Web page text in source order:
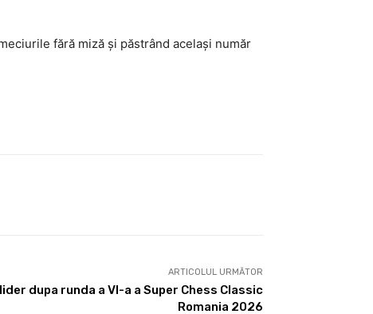
fără miză și păstrând același număr
ARTICOLUL URMĂTOR
dupa runda a VI-a a Super Chess Classic
Romania 2026